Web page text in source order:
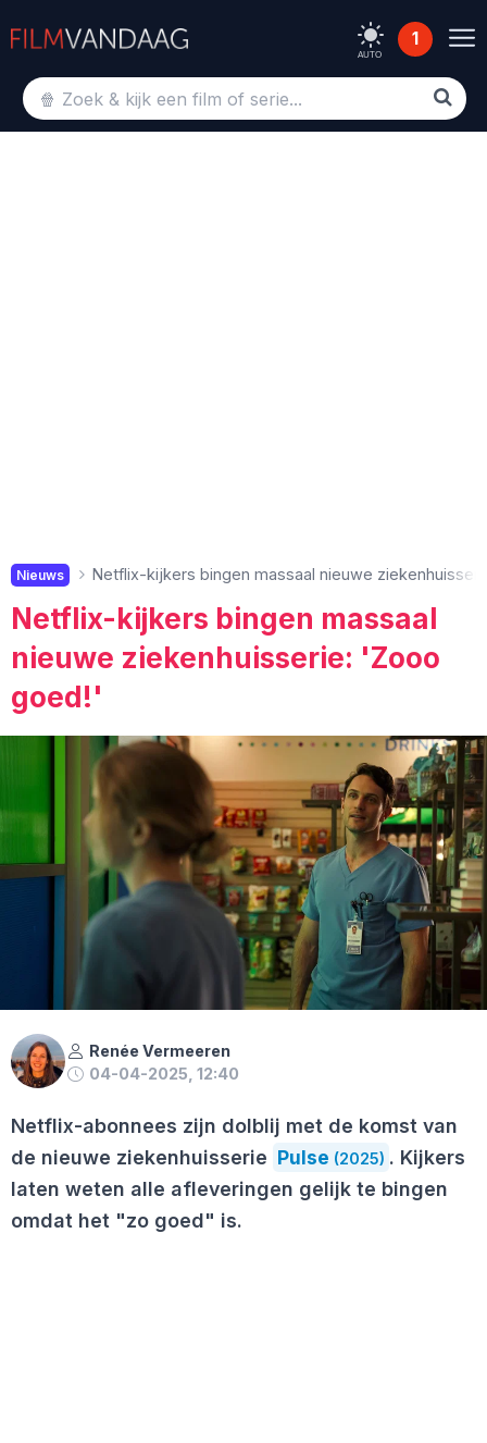
AUTO
1
Nieuws Netflix-kijkers bingen massaal nieuwe
Netflix-kijkers bingen massaal
nieuwe ziekenhuisserie: 'Zooo
goed!'
Renée Vermeeren
04-04-2025, 12:40
Netflix-abonnees zijn dolblij met de komst van
de nieuwe ziekenhuisserie Pulse (2025) . Kijkers
laten weten alle afleveringen gelijk te bingen
omdat het "zo goed" is.